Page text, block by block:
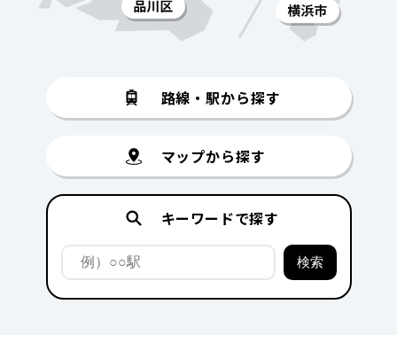
路線・駅から探す
マップから探す
キーワードで探す